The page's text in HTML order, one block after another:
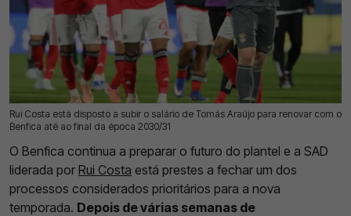
Rui Costa está disposto a subir o salário de Tomás Araújo para renovar com o
Benfica até ao final da época 2030/31
06 Ago 2026 | 17:30 | 0
O Benfica continua a preparar o futuro do plantel e a SAD
liderada por Rui Costa está prestes a fechar um dos
processos considerados prioritários para a nova
temporada. Depois de várias semanas de